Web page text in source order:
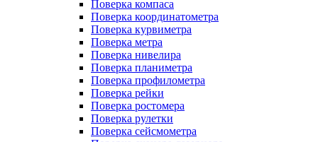
Поверка компаса
Поверка координатометра
Поверка курвиметра
Поверка метра
Поверка нивелира
Поверка планиметра
Поверка профилометра
Поверка рейки
Поверка ростомера
Поверка рулетки
Поверка сейсмометра